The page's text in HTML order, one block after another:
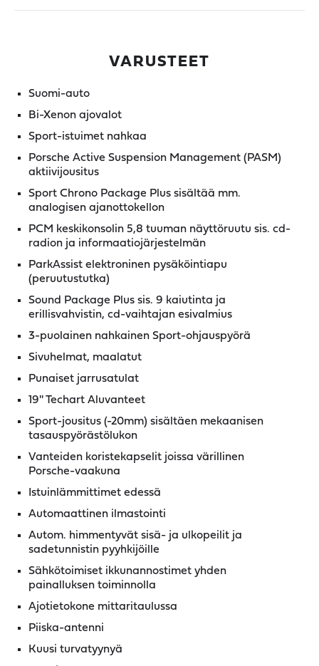
VARUSTEET
Suomi-auto
Bi-Xenon ajovalot
Sport-istuimet nahkaa
Porsche Active Suspension Management (PASM)
aktiivijousitus
Sport Chrono Package Plus sisältää mm.
analogisen ajanottokellon
PCM keskikonsolin 5,8 tuuman näyttöruutu sis. cd-
radion ja informaatiojärjestelmän
ParkAssist elektroninen pysäköintiapu
(peruutustutka)
Sound Package Plus sis. 9 kaiutinta ja
erillisvahvistin, cd-vaihtajan esivalmius
3-puolainen nahkainen Sport-ohjauspyörä
Sivuhelmat, maalatut
Punaiset jarrusatulat
19'' Techart Aluvanteet
Sport-jousitus (-20mm) sisältäen mekaanisen
tasauspyörästölukon
Vanteiden koristekapselit joissa värillinen
Porsche-vaakuna
Istuinlämmittimet edessä
Automaattinen ilmastointi
Autom. himmentyvät sisä- ja ulkopeilit ja
sadetunnistin pyyhkijöille
Sähkötoimiset ikkunannostimet yhden
painalluksen toiminnolla
Ajotietokone mittaritaulussa
Piiska-antenni
Kuusi turvatyynyä